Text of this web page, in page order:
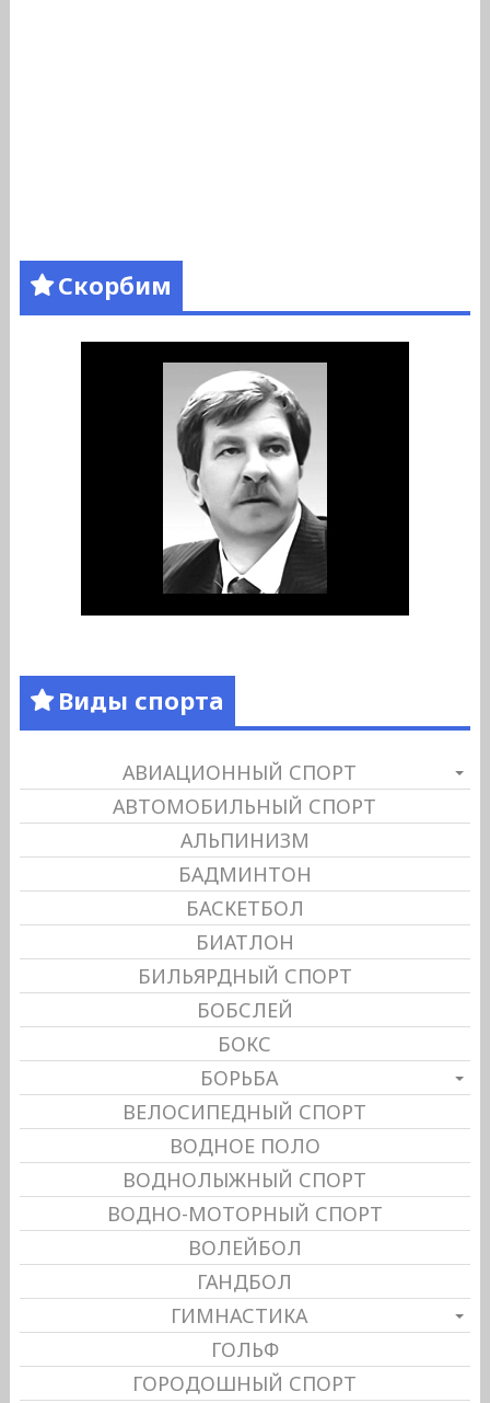
Скорбим
Виды спорта
АВИАЦИОННЫЙ СПОРТ
АВТОМОБИЛЬНЫЙ СПОРТ
АЛЬПИНИЗМ
БАДМИНТОН
БАСКЕТБОЛ
БИАТЛОН
БИЛЬЯРДНЫЙ СПОРТ
БОБСЛЕЙ
БОКС
БОРЬБА
ВЕЛОСИПЕДНЫЙ СПОРТ
ВОДНОЕ ПОЛО
ВОДНОЛЫЖНЫЙ СПОРТ
ВОДНО-МОТОРНЫЙ СПОРТ
ВОЛЕЙБОЛ
ГАНДБОЛ
ГИМНАСТИКА
ГОЛЬФ
ГОРОДОШНЫЙ СПОРТ